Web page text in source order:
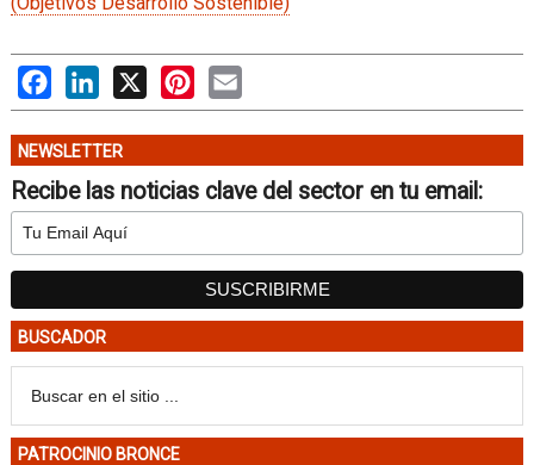
FacebookLinkedIn
X PinterestEmail
NEWSLETTER
Recibe las noticias clave del sector en tu email:
BUSCADOR
PATROCINIO BRONCE